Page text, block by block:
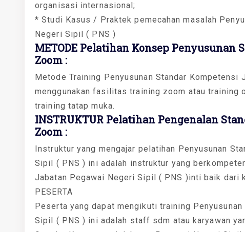
organisasi internasional;
* Studi Kasus / Praktek pemecahan masalah
Negeri Sipil ( PNS )
METODE Pelatihan Konsep
Zoom :
Metode Training Penyusunan Standar
menggunakan fasilitas training zoom atau training
training tatap muka.
INSTRUKTUR Pelatihan Pengenalan
Zoom :
Instruktur yang mengajar pelatihan Penyusunan
Sipil ( PNS ) ini adalah instruktur yang
Jabatan Pegawai Negeri Sipil ( PNS )inti baik dari
PESERTA
Peserta yang dapat mengikuti training
Sipil ( PNS ) ini adalah staff sdm atau karyawan